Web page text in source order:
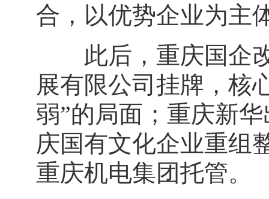
合，以优势企业为主
此后，重庆国企改
展有限公司挂牌，核
弱”的局面；重庆新
庆国有文化企业重组
重庆机电集团托管。